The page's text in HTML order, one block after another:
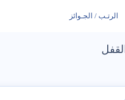
الرتـب / الجـوائز